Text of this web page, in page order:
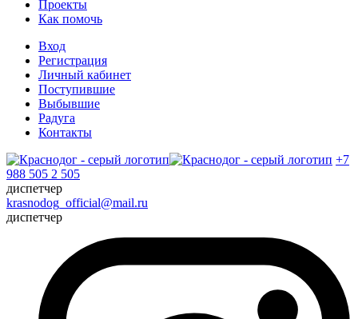
Проекты
Как помочь
Вход
Регистрация
Личный кабинет
Поступившие
Выбывшие
Радуга
Контакты
+7
988 505 2 505
диспетчер
krasnodog_official@mail.ru
диспетчер